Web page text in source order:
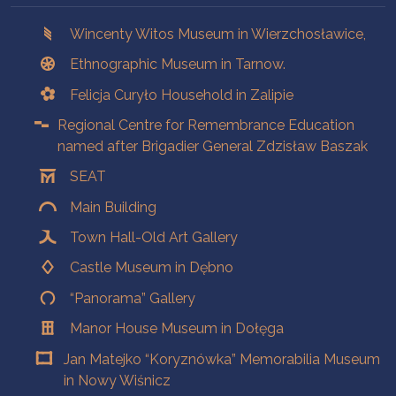
Wincenty Witos Museum in Wierzchosławice,
Ethnographic Museum in Tarnow.
Felicja Curyło Household in Zalipie
Regional Centre for Remembrance Education
named after Brigadier General Zdzisław Baszak
SEAT
Main Building
Town Hall-Old Art Gallery
Castle Museum in Dębno
“Panorama” Gallery
Manor House Museum in Dołęga
Jan Matejko “Koryznówka” Memorabilia Museum
in Nowy Wiśnicz